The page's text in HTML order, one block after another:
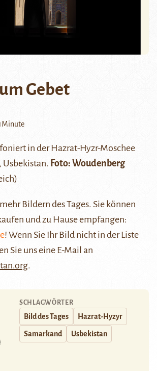
Gebet
in der Hazrat-Hyzr-Moschee
Usbekistan. Foto: Woudenberg
Bildern des Tages. Sie können
und zu Hause empfangen:
! Wenn Sie Ihr Bild nicht in der Liste
Sie uns eine E-Mail an
.
SCHLAGWÖRTER
Bild des Tages Hazrat-Hyzyr
Samarkand Usbekistan